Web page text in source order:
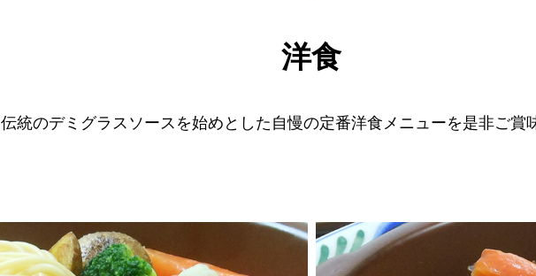
洋食
伝統のデミグラスソースを始めとした自慢の定番洋食メニューを是非ご賞